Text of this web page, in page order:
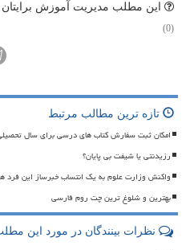
این مطلب مدیریت آموزش برایتان
(0)
تازه ترین مطالب مرتبط
امکان ثبت سفارش کتاب های درسی برای سال تحصیلی
رزیدنتی یا شیفت بی پایان؟
واکنش وزارت علوم به یک انتساب خبرساز این فرد
بهترین و شلوغ ترین چت روم فارسی
نظرات بینندگان در مورد این